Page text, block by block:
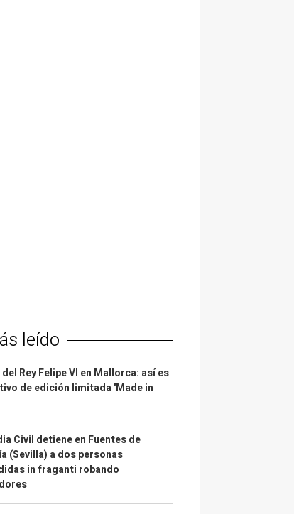
leído
Rey Felipe VI en Mallorca: así es
de edición limitada 'Made in
Civil detiene en Fuentes de
(Sevilla) a dos personas
in fraganti robando